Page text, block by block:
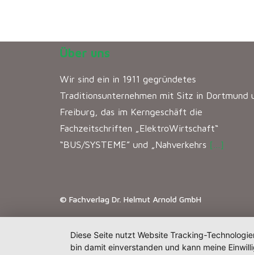
Über uns
Wir sind ein in 1911 gegründetes
Traditionsunternehmen mit Sitz in Dortmund
Freiburg, das im Kerngeschäft die
Fachzeitschriften „ElektroWirtschaft“
“BUS/SYSTEME” und „Nahverkehrs […]
© Fachverlag Dr. Helmut Arnold GmbH
Diese Seite nutzt Website Tracking-
bin damit einverstanden und kann meine